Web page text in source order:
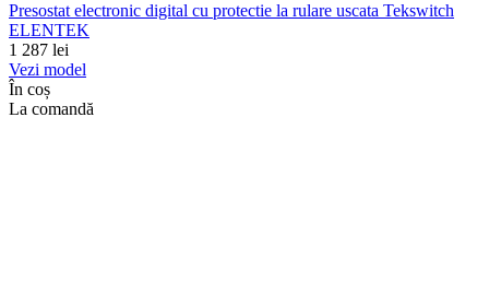
Presostat electronic digital cu protectie la rulare uscata Tekswitch
ELENTEK
1 287 lei
Vezi model
În coș
La comandă